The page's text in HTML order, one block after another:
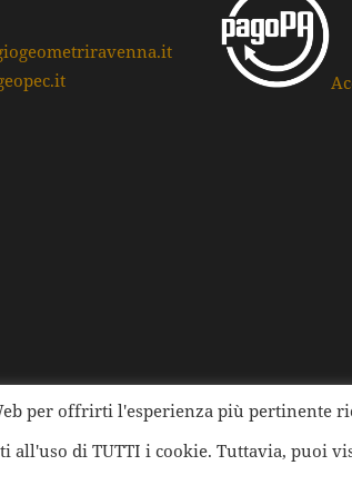
e dei Geometri Laureati della Provincia
per offrirti l'esperienza più pertinente
all'uso di TUTTI i cookie. Tuttavia,